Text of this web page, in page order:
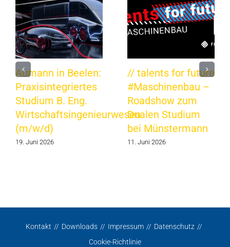
Aumann in Beelen:
Praxisintegriertes
Studium B. Eng.
Wirtschaftsingenieurwesen
(m/w/d)
19. Juni 2026
// talents for future
#Maschinenbau –
Roadshow zum
Dualen Studium
bei Münstermann
11. Juni 2026
Kontakt Downloads Impressum
Datenschutz
Cookie-Richtlinie